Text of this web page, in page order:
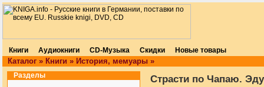
Книги Аудиокниги CD-Музыка Скидки Новые товары
Каталог » Книги » История, мемуары »
Разделы Страсти по Чапаю.